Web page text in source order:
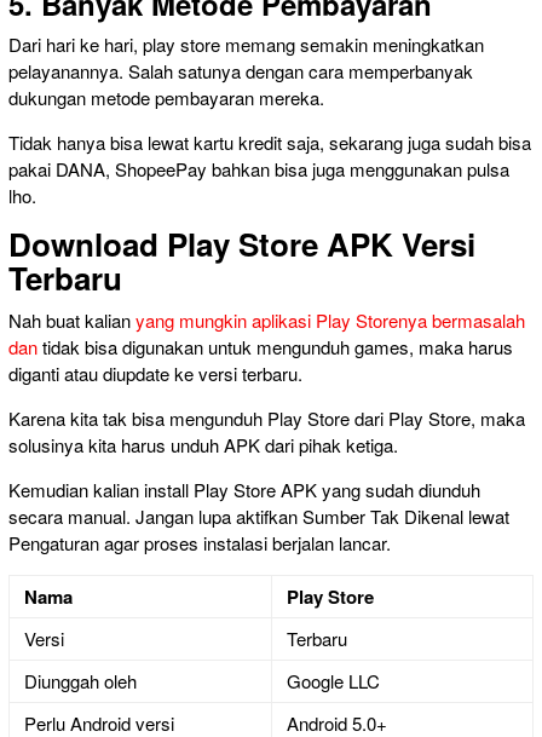
Dari hari ke hari, play store memang semakin meningkatkan
pelayanannya. Salah satunya dengan cara memperbanyak
dukungan metode pembayaran mereka.
Tidak hanya bisa lewat kartu kredit saja, sekarang juga sudah bisa
pakai DANA, ShopeePay bahkan bisa juga menggunakan pulsa
lho.
Download Play Store APK Versi
Terbaru
Nah buat kalianyang mungkin aplikasi Play Storenya bermasalah
dantidak bisa digunakan untuk mengunduh games, maka harus
diganti atau diupdate ke versi terbaru.
Karena kita tak bisa mengunduh Play Store dari Play Store, maka
solusinya kita harus unduh APK dari pihak ketiga.
Kemudian kalian install Play Store APK yang sudah diunduh
secara manual. Jangan lupa aktifkan Sumber Tak Dikenal lewat
Pengaturan agar proses instalasi berjalan lancar.
Nama Play Store
Versi
Terbaru
Diunggah oleh
Google LLC
Perlu Android versi
Android 5.0+